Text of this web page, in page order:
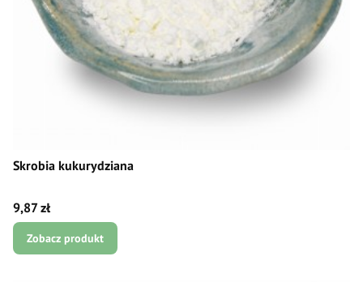
Skrobia kukurydziana
Cena
9,87 zł
Zobacz produkt